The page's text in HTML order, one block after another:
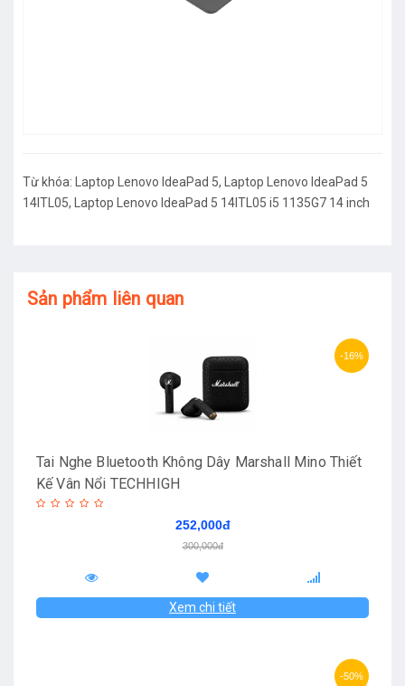
Từ khóa: Laptop Lenovo IdeaPad 5,
Laptop Lenovo IdeaPad 5
14ITL05, Laptop Lenovo IdeaPad 5 14ITL05 i5 1135G7 14 inch
Sản phẩm liên quan
-16%
Tai Nghe Bluetooth Không Dây Marshall Mino Thiết
Kế Vân Nổi TECHHIGH
252,000đ
300,000đ
Xem chi tiết
-50%